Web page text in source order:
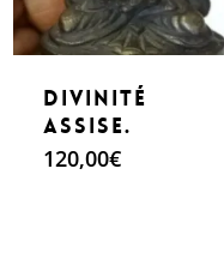
Divinité
Assise.
120,00€